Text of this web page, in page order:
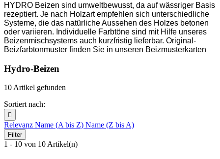
HYDRO Beizen sind umweltbewusst, da auf wässriger Basis
rezeptiert. Je nach Holzart empfehlen sich unterschiedliche
Systeme, die das natürliche Aussehen des Holzes betonen
oder variieren. Individuelle Farbtöne sind mit Hilfe unseres
Beizenmischsystems auch kurzfristig lieferbar. Original-
Beizfarbtonmuster finden Sie in unseren Beizmusterkarten
Hydro-Beizen
10 Artikel gefunden
Sortiert nach:

Relevanz Name (A bis Z) Name (Z bis A)
Filter
1 - 10 von 10 Artikel(n)